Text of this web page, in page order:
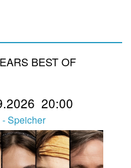
BEST OF
20:00
Speicher